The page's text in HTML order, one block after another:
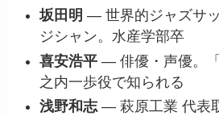
坂田明 — 世界的ジャズサ
ジシャン。水産学部卒
喜安浩平 — 俳優・声優。
之内一歩役で知られる
浅野和志— 萩原工業 代表